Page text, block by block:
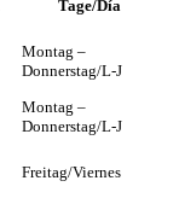
Tage/Día
Montag –
Donnerstag/L-J
Montag –
Donnerstag/L-J
Freitag/Viernes